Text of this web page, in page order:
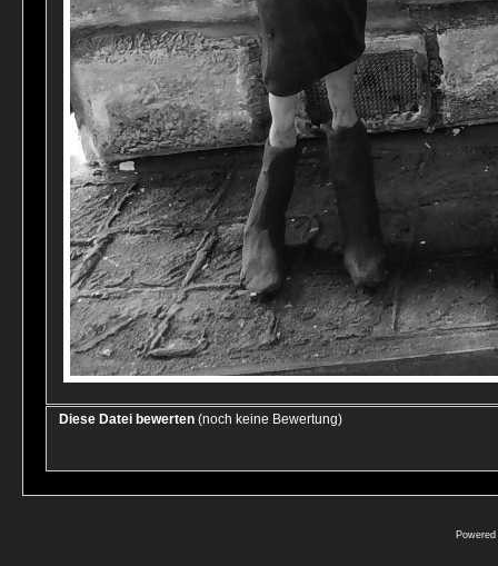
Diese Datei bewerten (noch keine Bewertung)